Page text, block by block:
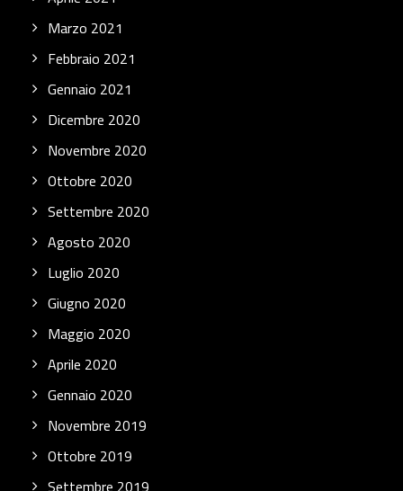
Marzo 2021
Febbraio 2021
Gennaio 2021
Dicembre 2020
Novembre 2020
Ottobre 2020
Settembre 2020
Agosto 2020
Luglio 2020
Giugno 2020
Maggio 2020
Aprile 2020
Gennaio 2020
Novembre 2019
Ottobre 2019